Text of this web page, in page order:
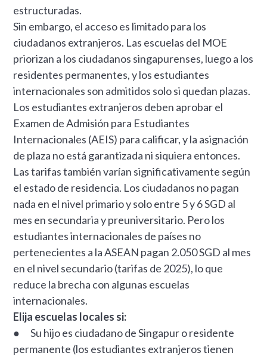
estructuradas.
Sin embargo, el acceso es limitado para los
ciudadanos extranjeros. Las escuelas del MOE
priorizan a los ciudadanos singapurenses, luego a los
residentes permanentes, y los estudiantes
internacionales son admitidos solo si quedan plazas.
Los estudiantes extranjeros deben aprobar el
Examen de Admisión para Estudiantes
Internacionales (AEIS) para calificar, y la asignación
de plaza no está garantizada ni siquiera entonces.
Las tarifas también varían significativamente según
el estado de residencia. Los ciudadanos no pagan
nada en el nivel primario y solo entre 5 y 6 SGD al
mes en secundaria y preuniversitario. Pero los
estudiantes internacionales de países no
pertenecientes a la ASEAN pagan 2.050 SGD al mes
en el nivel secundario (tarifas de 2025), lo que
reduce la brecha con algunas escuelas
internacionales.
Elija escuelas locales si:
● Su hijo es ciudadano de Singapur o residente
permanente (los estudiantes extranjeros tienen